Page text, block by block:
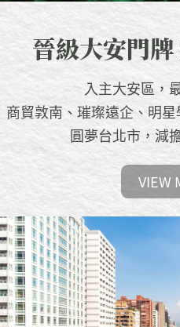
晉級大安門
入主大安區，
商貿敦南、璀璨遠企、明
圓夢台北市，減
VIEW